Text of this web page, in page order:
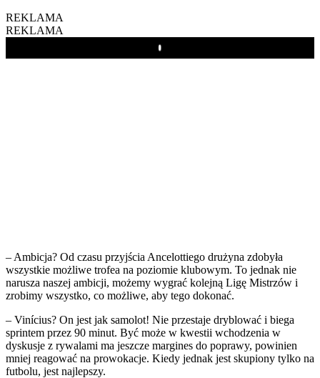
REKLAMA
REKLAMA
Play
– Ambicja? Od czasu przyjścia Ancelottiego drużyna zdobyła
wszystkie możliwe trofea na poziomie klubowym. To jednak nie
narusza naszej ambicji, możemy wygrać kolejną Ligę Mistrzów i
zrobimy wszystko, co możliwe, aby tego dokonać.
– Vinícius? On jest jak samolot! Nie przestaje dryblować i biega
sprintem przez 90 minut. Być może w kwestii wchodzenia w
dyskusje z rywalami ma jeszcze margines do poprawy, powinien
mniej reagować na prowokacje. Kiedy jednak jest skupiony tylko na
futbolu, jest najlepszy.